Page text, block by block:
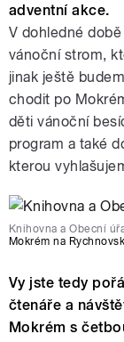
adventní akce.
V dohledné
vánoční strom,
jinak ještě
chodit po
děti vánoční
program a také
kterou
Knihovna a Obecní
Mokrém na
Vy jste tedy
čtenáře a
Mokrém s